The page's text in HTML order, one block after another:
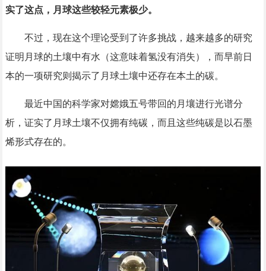
实了这点，月球这些较轻元素极少。
不过，现在这个理论受到了许多挑战，越来越多的研究
证明月球的土壤中有水（这意味着氢没有消失），而早前日
本的一项研究则揭示了月球土壤中还存在本土的碳。
最近中国的科学家对嫦娥五号带回的月壤进行光谱分
析，证实了月球土壤不仅拥有纯碳，而且这些纯碳是以石墨
烯形式存在的。